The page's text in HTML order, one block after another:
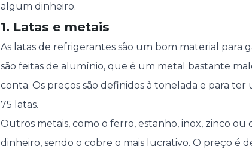
algum dinheiro.
1. Latas e metais
As latas de refrigerantes são um bom material para
são feitas de alumínio, que é um metal bastante
conta. Os preços são definidos à tonelada e para
75 latas.
Outros metais, como o ferro, estanho, inox, zinco
dinheiro, sendo o cobre o mais lucrativo. O preço é